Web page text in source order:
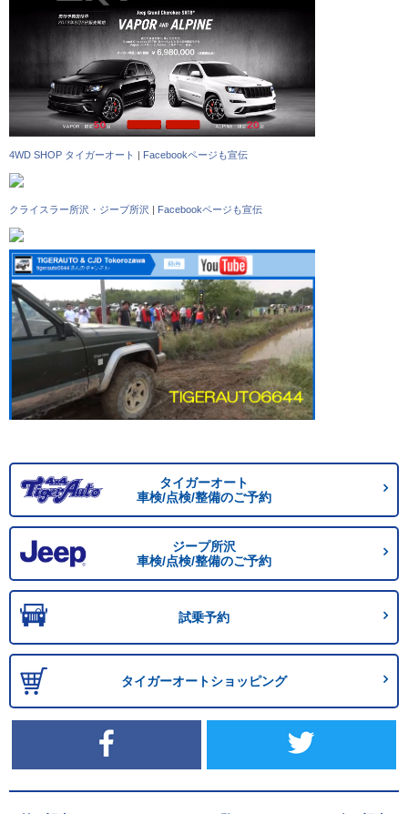
4WD SHOP タイガーオート | Facebookページも宣伝
クライスラー所沢・ジープ所沢 | Facebookページも宣伝
タイガーオート
車検/点検/整備のご予約
ジープ所沢
車検/点検/整備のご予約
試乗予約
タイガーオートショッピング